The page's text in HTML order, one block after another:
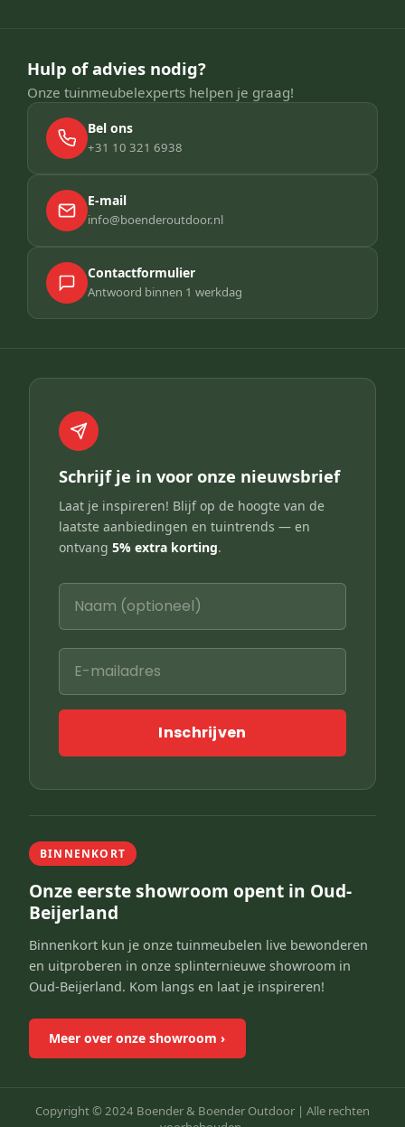
Hulp of advies nodig?
Onze tuinmeubelexperts helpen je graag!
Bel ons
+31 10 321 6938
E-mail
info@boenderoutdoor.nl
Contactformulier
Antwoord binnen 1 werkdag
Schrijf je in voor onze nieuwsbrief
Laat je inspireren! Blijf op de hoogte van de
laatste aanbiedingen en tuintrends — en
ontvang 5% extra korting.
Inschrijven
BINNENKORT
Onze eerste showroom opent in Oud-
Beijerland
Binnenkort kun je onze tuinmeubelen live bewonderen
en uitproberen in onze splinternieuwe showroom in
Oud-Beijerland. Kom langs en laat je inspireren!
Meer over onze showroom ›
Copyright © 2024 Boender & Boender Outdoor | Alle rechten